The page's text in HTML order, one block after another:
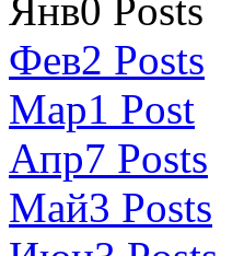
Янв0 Posts
Фев2 Posts
Мар1 Post
Апр7 Posts
Май3 Posts